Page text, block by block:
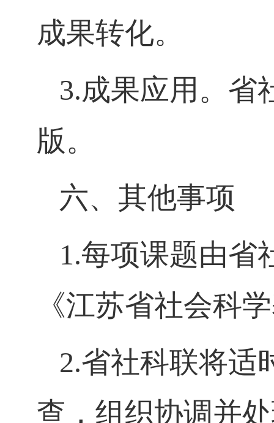
成果转化。
3.成果应用。省
版。
六、其他事项
1.每项课题由省
《江苏省社会科
2.省社科联将适
查，组织协调并